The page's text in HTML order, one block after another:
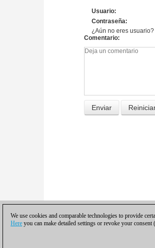
Usuario
Contraseña
¿Aún no eres usuario?
Comentario
We use cookies and comparable technologies to provide
Here you can make detailed settings or revoke your